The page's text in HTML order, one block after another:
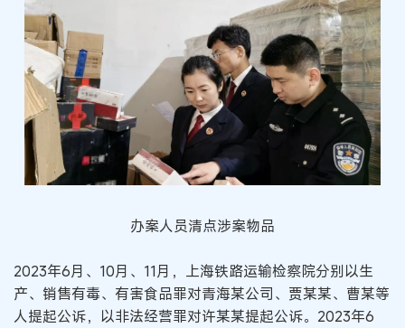
办案人员清点涉案物品
2023年6月、10月、11月，上海铁路运输检察院分别以生
产、销售有毒、有害食品罪对青海某公司、贾某某、曹某等
人提起公诉，以非法经营罪对许某某提起公诉。2023年6